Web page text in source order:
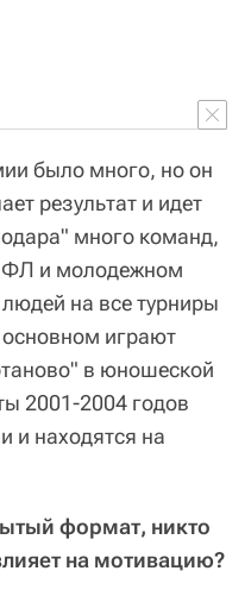
было много, но он
результат и идет
много команд,
и молодежном
на все турниры
играют
в юношеской
2001-2004 годов
и находятся на
формат, никто
на мотивацию?